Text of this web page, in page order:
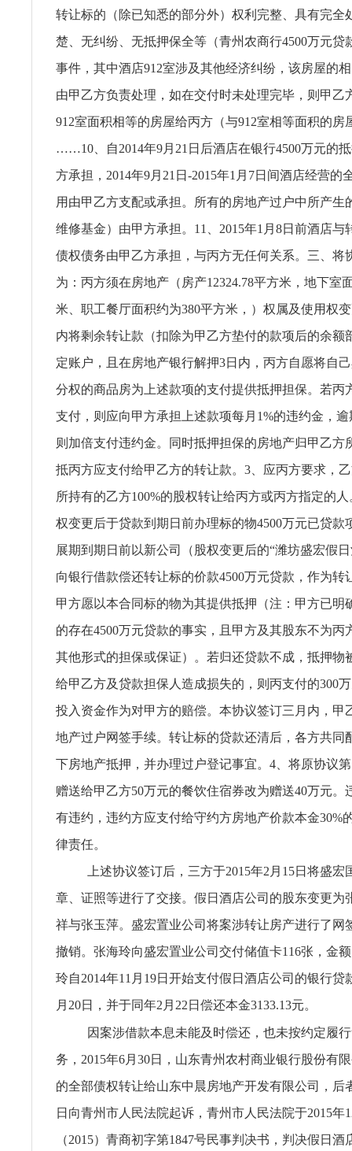
转让标的（除已知悉的部分外）权利完整、具有完全
楚、无纠纷、无抵押保全等（青州农商行4500万元贷
事件，其中酒店912室涉及其他经济纠纷，该房屋的
由甲乙方负责处理，如在交付时未处理完毕，则甲乙
912室面积相等的房屋给丙方（与912室相等面积的房
……10、自2014年9月21日后酒店在银行4500万元的
方承担，2014年9月21日-2015年1月7日间酒店经营的
用由甲乙方支配或承担。所有的房地产过户中所产生
维修基金）由甲方承担。11、2015年1月8日前酒店与
债权债务由甲乙方承担，与丙方无任何关系。三、将
为：丙方须在房地产（房产12324.78平方米，地下室
米、职工餐厅面积约为380平方米，）权属及使用权
内将剩余转让款（扣除为甲乙方垫付的款项后的余额
定账户，且在房地产银行解押3日内，丙方自愿将自
分权的商品房为上述款项的支付提供抵押担保。若丙
支付，则应向甲方承担上述款项每月1%的违约金，
则加倍支付违约金。同时抵押担保的房地产归甲乙方
抵丙方应支付给甲乙方的转让款。3、应丙方要求，
所持有的乙方100%的股权转让给丙方或丙方指定的
权变更后于贷款到期日前办理标的物4500万元已贷款
展期到期日前以新公司（股权变更后的“潍坊盛宏假
向银行借款偿还转让标的价款4500万元贷款，作为转
甲方愿以本合同标的物为其提供抵押（注：甲方已明
的存在4500万元贷款的事实，且甲方及其股东不为丙
其他形式的担保或保证）。若归还贷款不成，抵押物
给甲乙方及贷款担保人造成损失的，则丙支付的300
投入资金作为对甲方的赔偿。本协议签订三月内，甲
地产过户网签手续。转让标的贷款还清后，各方共同
下房地产抵押，并办理过户登记事宜。4、将原协议
赠送给甲乙方50万元的餐饮住宿券改为赠送40万元。
有违约，违约方应支付给守约方房地产价款本金30%
律责任。
上述协议签订后，三方于2015年2月15日将盛宏
章、证照等进行了交接。假日酒店公司的股东变更为
祥与张玉萍。盛宏置业公司将案涉转让房产进行了网
撤销。张海玲向盛宏置业公司交付储值卡116张，金
玲自2014年11月19日开始支付假日酒店公司的银行贷
月20日，并于同年2月22日偿还本金3133.13元。
因案涉借款本息未能及时偿还，也未按约定履
务，2015年6月30日，山东青州农村商业银行股份有
的全部债权转让给山东中晨房地产开发有限公司，后
日向青州市人民法院起诉，青州市人民法院于2015年
（2015）青商初字第1847号民事判决书，判决假日